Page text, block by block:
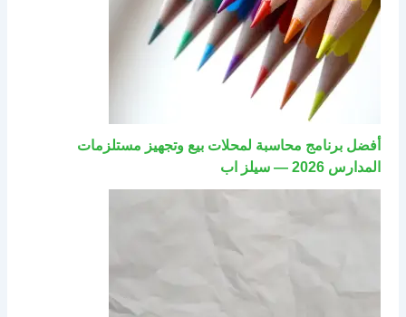
أفضل برنامج محاسبة لمحلات بيع وتجهيز مستلزمات
المدارس 2026 — سيلز اب